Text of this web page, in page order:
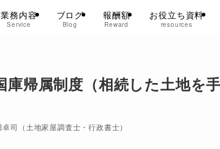
業務内容
Service
ブログ
Blog
報酬額
Reward
お役立ち資料
resources
帰属制度（相続した土地を
卓司（土地家屋調査士・行政書士）